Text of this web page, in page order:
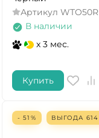
Артикул WTO50R
В наличии
x 3 мес.
Купить
- 51% ВЫГОДА 614